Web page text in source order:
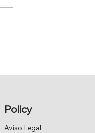
Aviso Legal
Policy